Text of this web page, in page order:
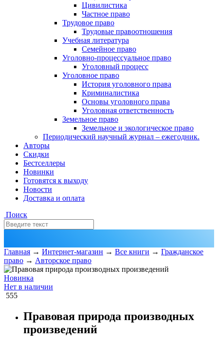
Цивилистика
Частное право
Трудовое право
Трудовые правоотношения
Учебная литература
Семейное право
Уголовно-процессуальное право
Уголовный процесс
Уголовное право
История уголовного права
Криминалистика
Основы уголовного права
Уголовная ответственность
Земельное право
Земельное и экологическое право
Периодический научный журнал – ежегодник.
Авторы
Скидки
Бестселлеры
Новинки
Готовятся к выходу
Новости
Доставка и оплата
Поиск
Главная → Интернет-магазин → Все книги → Гражданское
право → Авторское право
Новинка
Нет в наличии
555
Правовая природа производных
произведений